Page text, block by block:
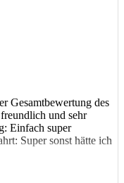
Gesamtbewertung des
und sehr
Einfach super
Super sonst hätte ich